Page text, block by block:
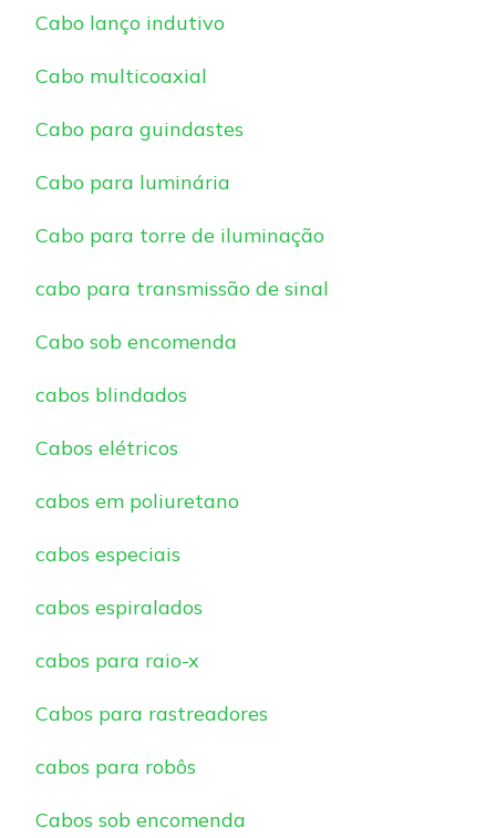
Cabo lanço indutivo
Cabo multicoaxial
Cabo para guindastes
Cabo para luminária
Cabo para torre de iluminação
cabo para transmissão de sinal
Cabo sob encomenda
cabos blindados
Cabos elétricos
cabos em poliuretano
cabos especiais
cabos espiralados
cabos para raio-x
Cabos para rastreadores
cabos para robôs
Cabos sob encomenda